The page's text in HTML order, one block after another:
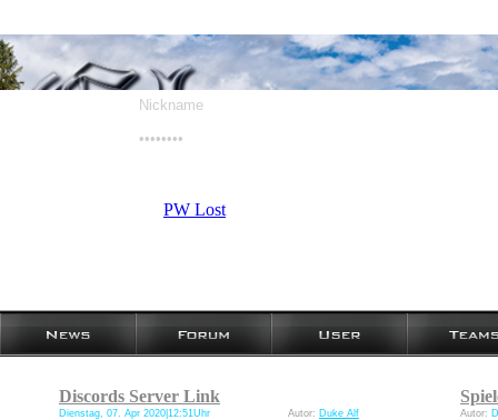
PW Lost
Discords Server Link
Dienstag, 07. Apr 2020|12:51Uhr Autor: Duke Alf Autor: